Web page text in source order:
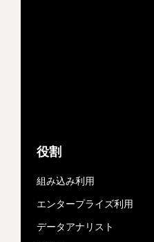
役割
組み込み利用
エンタープライズ利用
データアナリスト